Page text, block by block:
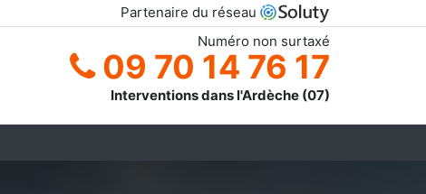
Partenaire du réseau
Numéro non surtaxé
09 70 14 76 17
Interventions dans l'Ardèche (07)